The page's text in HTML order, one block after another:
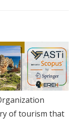
of tourism that